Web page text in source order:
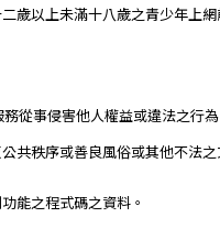
歲以上未滿十八歲之青少年上網
從事侵害他人權益或違法之行
秩序或善良風俗或其他不法
能之程式碼之資料。